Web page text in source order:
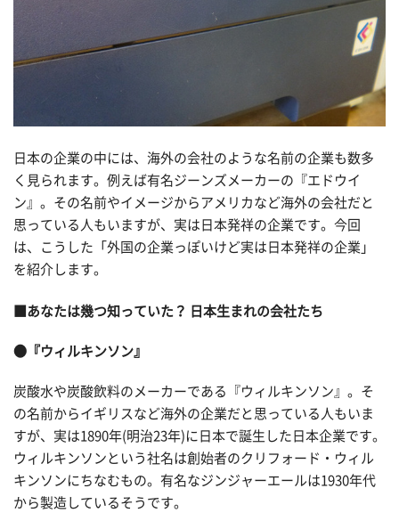
日本の企業の中には、海外の会社のような名前の企業も数多
く見られます。例えば有名ジーンズメーカーの『エドウイ
ン』。その名前やイメージからアメリカなど海外の会社だと
思っている人もいますが、実は日本発祥の企業です。今回
は、こうした「外国の企業っぽいけど実は日本発祥の企業」
を紹介します。
■あなたは幾つ知っていた？ 日本生まれの会社たち
●『ウィルキンソン』
炭酸水や炭酸飲料のメーカーである『ウィルキンソン』。そ
の名前からイギリスなど海外の企業だと思っている人もいま
すが、実は1890年(明治23年)に日本で誕生した日本企業です。
ウィルキンソンという社名は創始者のクリフォード・ウィル
キンソンにちなむもの。有名なジンジャーエールは1930年代
から製造しているそうです。